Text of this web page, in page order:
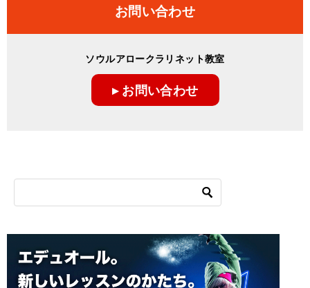
ビ
お問い合わせ
ソウルアロークラリネット教室
▸ お問い合わせ